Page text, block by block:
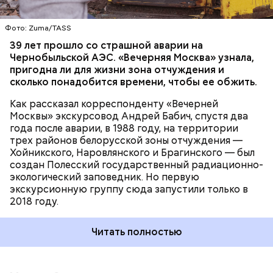
Фото: Zuma/TASS
39 лет прошло со страшной аварии на
Чернобыльской АЭС. «Вечерняя Москва» узнала,
пригодна ли для жизни зона отчуждения и
сколько понадобится времени, чтобы ее обжить.
Как рассказал корреспонденту «Вечерней
Москвы» экскурсовод Андрей Бабич, спустя два
года после аварии, в 1988 году, на территории
трех районов белорусской зоны отчуждения —
Хойникского, Наровлянского и Брагинского — был
создан Полесский государственный радиационно-
экологический заповедник. Но первую
экскурсионную группу сюда запустили только в
2018 году.
— отметил Бабич.
Читать полностью
БЕЛАРУСЬ ЧЕРНОБЫЛЬ
Каждый год — в зависимости от того, какие
события происходят в мире, — ученые,
нобелевские лауреаты и специалисты по ядерной
безопасности из экспертного совета «Бюллетеня
ученых-атомщиков» принимают решение о
перевода на полминуты вперед послужили как
ухудшающиеся отношения между ядерными
Часы Судного дня — прибыльный
проект